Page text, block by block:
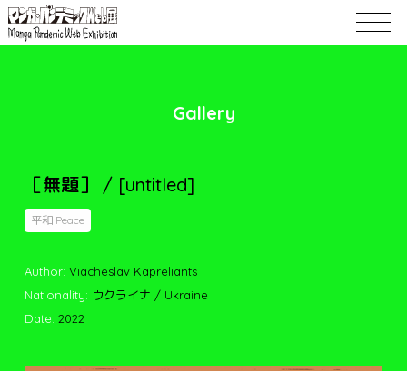
Gallery
［無題］ / [untitled]
平和 Peace
Author: Viacheslav Kapreliants
Nationality: ウクライナ / Ukraine
Date: 2022